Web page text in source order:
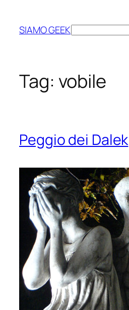
contenuto
SIAMO GEEKCerca
Tag: vobile
Peggio dei Dalek